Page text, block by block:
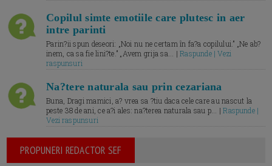
Copilul simte emotiile care plutesc in aer
intre parinti
Parin?ii spun deseori: „Noi nu ne certam în fa?a copilului.” „Ne ab?
inem, ca sa fie lini?te.” „Avem grija sa... |Raspunde | Vezi
raspunsuri
Na?tere naturala sau prin cezariana
Buna, Dragi mamici, a? vrea sa ?tiu daca cele care au nascut la
peste 38 de ani, ce a?i ales: na?terea naturala sau p... |Raspunde |
Vezi raspunsuri
PROPUNERI REDACTOR SEF